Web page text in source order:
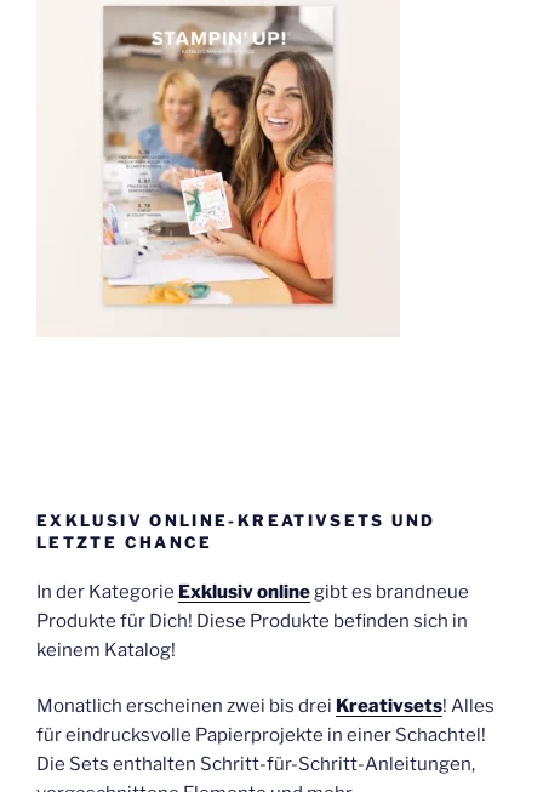
EXKLUSIV ONLINE-KREATIVSETS UND
LETZTE CHANCE
In der Kategorie Exklusiv onlinegibt es brandneue
Produkte für Dich! Diese Produkte befinden sich in
keinem Katalog!
Monatlich erscheinen zwei bis drei Kreativsets! Alles
für eindrucksvolle Papierprojekte in einer Schachtel!
Die Sets enthalten Schritt-für-Schritt-Anleitungen,